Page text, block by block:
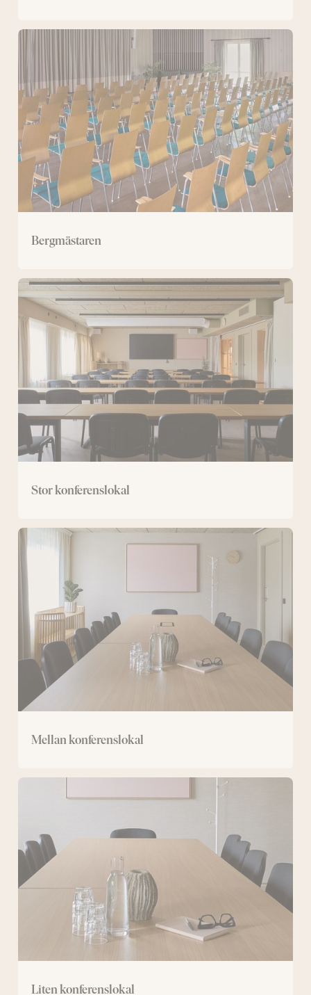
Bergmästaren
Bergmästaren
Stor konferenslokal
Stor
konferenslokal
Mellan konferenslokal
Mellan
Liten konferenslokal
Liten
konferenslokal